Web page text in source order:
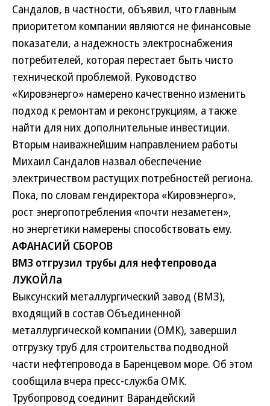
Сандалов, в частности, объявил, что главным
приоритетом компании являются не финансовые
показатели, а надежность электроснабжения
потребителей, которая перестает быть чисто
технической проблемой. Руководство
«Кировэнерго» намерено качественно изменить
подход к ремонтам и реконструкциям, а также
найти для них дополнительные инвестиции.
Вторым наиважнейшим направлением работы
Михаил Сандалов назвал обеспечение
электричеством растущих потребностей региона.
Пока, по словам гендиректора «Кировэнерго»,
рост энергопотребления «почти незаметен»,
но энергетики намерены способствовать ему.
АФАНАСИЙ СБОРОВ
ВМЗ отгрузил трубы для нефтепровода
ЛУКОЙЛа
Выксунский металлургический завод (ВМЗ),
входящий в состав Объединенной
металлургической компании (ОМК), завершил
отгрузку труб для строительства подводной
части нефтепровода в Баренцевом море. Об этом
сообщила вчера пресс-служба ОМК.
Трубопровод соединит Варандейский